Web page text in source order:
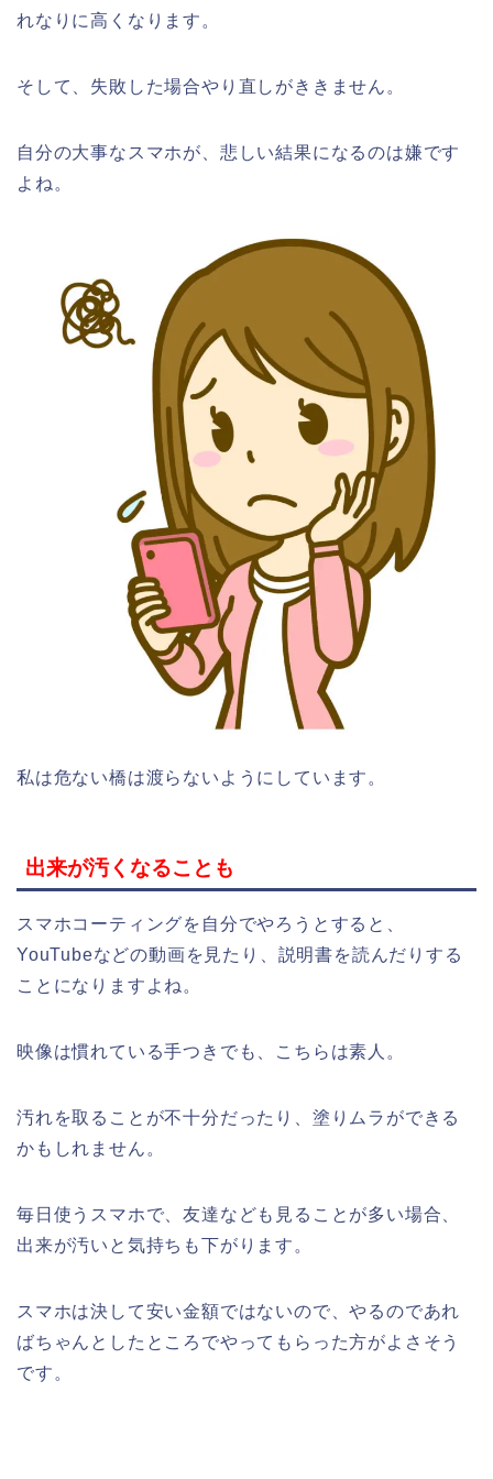
れなりに高くなります。
そして、失敗した場合やり直しがききません。
自分の大事なスマホが、悲しい結果になるのは嫌です
よね。
私は危ない橋は渡らないようにしています。
出来が汚くなることも
スマホコーティングを自分でやろうとすると、
YouTubeなどの動画を見たり、説明書を読んだりする
ことになりますよね。
映像は慣れている手つきでも、こちらは素人。
汚れを取ることが不十分だったり、塗りムラができる
かもしれません。
毎日使うスマホで、友達なども見ることが多い場合、
出来が汚いと気持ちも下がります。
スマホは決して安い金額ではないので、やるのであれ
ばちゃんとしたところでやってもらった方がよさそう
です。